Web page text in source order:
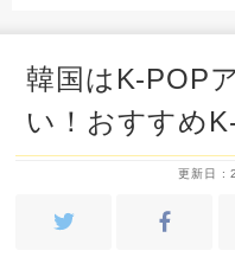
韓国はK-POP
い！おすすめ
更新日 :